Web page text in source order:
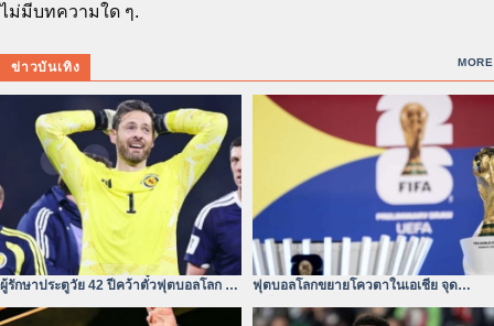
ไม่มีบทความใด ๆ.
ข่าวบันเทิง MORE
ผู้รักษาประตูวัย 42 ปีคว้าตั๋วฟุตบอลโลก –
หัวใจไม่ยอมแพ้
ฟุตบอลโลกขยายโควตาในเอเชีย จุด
เปลี่ยนของสมรภูมิเอเชีย